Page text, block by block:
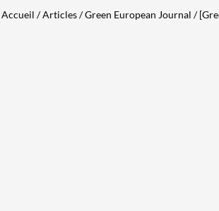
Accueil /Articles/Green European Journal /